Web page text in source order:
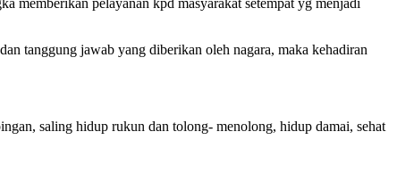
memberikan pelayanan kpd masyarakat setempat yg menjadi
tanggung jawab yang diberikan oleh nagara, maka kehadiran
saling hidup rukun dan tolong- menolong, hidup damai, sehat